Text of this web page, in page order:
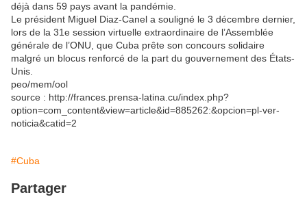
déjà dans 59 pays avant la pandémie.
Le président Miguel Diaz-Canel a souligné le 3 décembre dernier,
lors de la 31e session virtuelle extraordinaire de l’Assemblée
générale de l’ONU, que Cuba prête son concours solidaire
malgré un blocus renforcé de la part du gouvernement des États-
Unis.
peo/mem/ool
source : http://frances.prensa-latina.cu/index.php?
option=com_content&view=article&id=885262:&opcion=pl-ver-
noticia&catid=2
#Cuba
Partager